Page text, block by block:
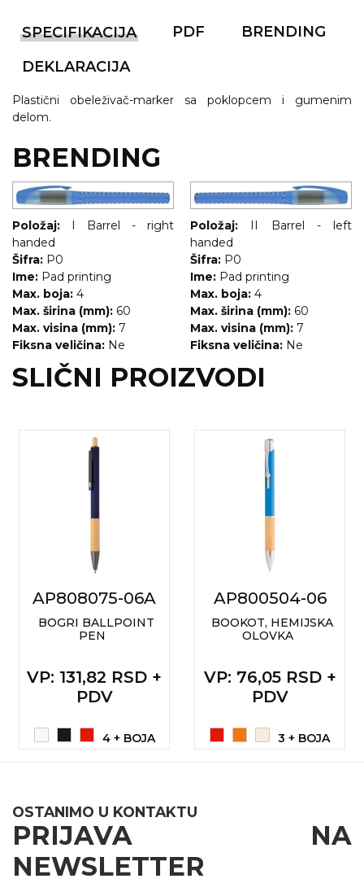
SPECIFIKACIJA PDF
BRENDING
DEKLARACIJA
Plastični obeleživač-marker sa poklopcem i gumenim
delom.
BRENDING
Položaj:
I Barrel - right
handed
Šifra: P0
Ime: Pad printing
Max. boja: 4
Max. širina (mm): 60
Max. visina (mm): 7
Fiksna veličina: Ne
Položaj:
II Barrel - left
handed
Šifra: P0
Ime: Pad printing
Max. boja: 4
Max. širina (mm): 60
Max. visina (mm): 7
Fiksna veličina: Ne
SLIČNI PROIZVODI
AP808075-06A
BOGRI BALLPOINT
PEN
VP: 131,82 RSD +
PDV
4 + BOJA
AP800504-06
BOOKOT, HEMIJSKA
OLOVKA
VP: 76,05 RSD +
PDV
3 + BOJA
OSTANIMO U KONTAKTU
PRIJAVA NA
NEWSLETTER